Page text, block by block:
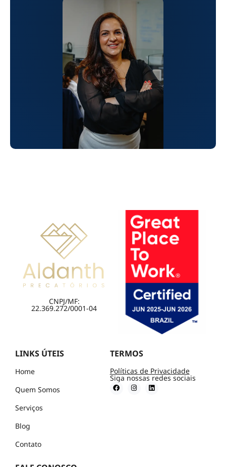
CNPJ/MF:
22.369.272/0001-04
LINKS ÚTEIS
Home
Quem Somos
Serviços
Blog
Contato
TERMOS
Políticas de Privacidade
Siga nossas redes sociais